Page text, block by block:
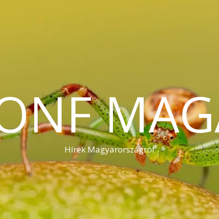
Hírek Magyarországról